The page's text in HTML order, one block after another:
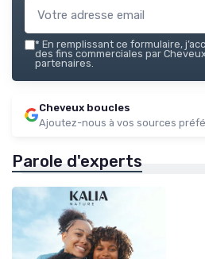
* En remplissant ce formulaire,
des fins commerciales par
partenaires.
Cheveux boucles
Ajoutez-nous à vos sources
Parole d'experts